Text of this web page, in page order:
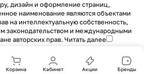
Корзина Кабинет Акции Бренды
дизайн и оформление страниц,
наименование являются объектами
на интеллектуальную собственность,
законодательством и международными
авторских прав. Читать далее